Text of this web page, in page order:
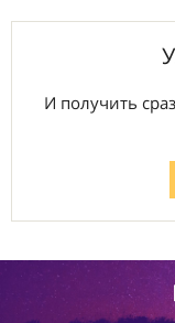
И получить